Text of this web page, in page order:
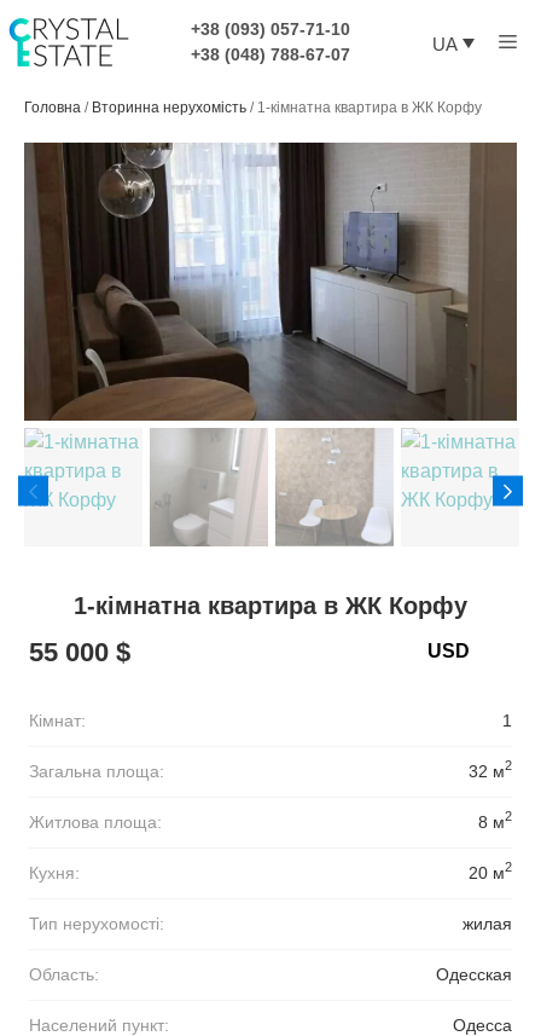
до
контенту
+38 (093) 057-71-10
+38 (048) 788-67-07
UA
Головна / Вторинна нерухомість / 1-кімнатна квартира в ЖК Корфу
1-кімнатна квартира в ЖК Корфу
55 000 $
Кімнат: 1
Загальна площа: 32 м2
Житлова площа: 8 м2
Кухня: 20 м2
Тип нерухомості: жилая
Область: Одесская
Населений пункт: Одесса